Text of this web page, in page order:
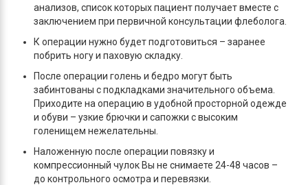
анализов, список которых пациент получает вместе с
заключением при первичной консультации флеболога.
К операции нужно будет подготовиться – заранее
побрить ногу и паховую складку.
После операции голень и бедро могут быть
забинтованы с подкладками значительного объема.
Приходите на операцию в удобной просторной одежде
и обуви – узкие брючки и сапожки с высоким
голенищем нежелательны.
Наложенную после операции повязку и
компрессионный чулок Вы не снимаете 24-48 часов –
до контрольного осмотра и перевязки.